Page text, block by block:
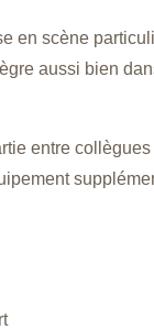
en scène
aussi bien
entre